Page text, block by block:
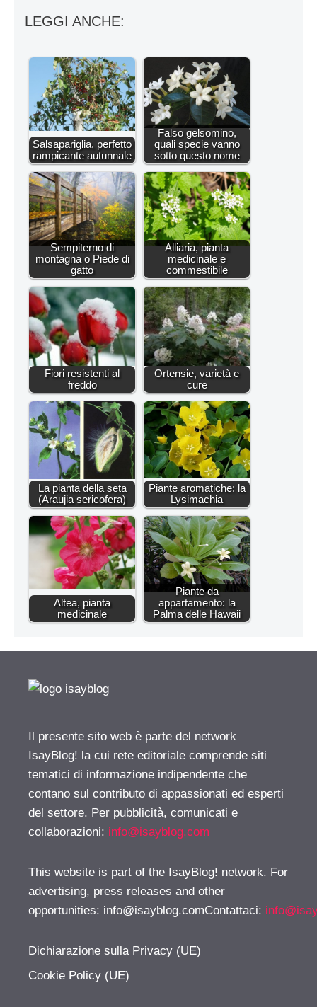
LEGGI ANCHE:
Salsapariglia, perfetto
rampicante autunnale
Falso gelsomino,
quali specie vanno
sotto questo nome
Sempiterno di
montagna o Piede di
gatto
Alliaria, pianta
medicinale e
commestibile
Fiori resistenti al
freddo
Ortensie, varietà e
cure
La pianta della seta
(Araujia sericofera)
Piante aromatiche: la
Lysimachia
Altea, pianta
medicinale
Piante da
appartamento: la
Palma delle Hawaii
Il presente sito web è parte del network
IsayBlog! la cui rete editoriale comprende siti
tematici di informazione indipendente che
contano sul contributo di appassionati ed esperti
del settore. Per pubblicità, comunicati e
collaborazioni: info@isayblog.com
This website is part of the IsayBlog! network. For
advertising, press releases and other
opportunities: info@isayblog.comContattaci:
Dichiarazione sulla Privacy (UE)
Cookie Policy (UE)